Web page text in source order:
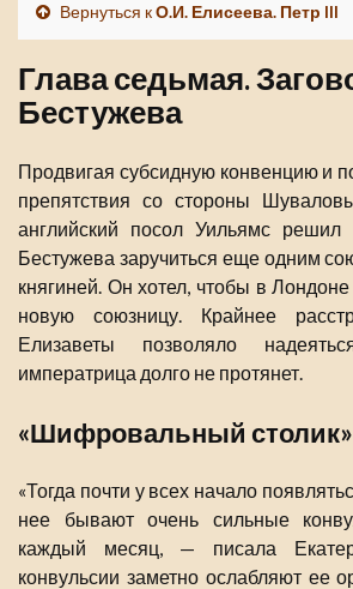
Вернуться кО.И. Елисеева. Петр III
Глава седьмая.
Бестужева
Продвигая субсидную конвенцию и
препятствия со стороны
английский посол Уильямс решил
Бестужева заручиться еще одним
княгиней. Он хотел, чтобы в
новую союзницу. Крайнее
Елизаветы позволяло
императрица долго не протянет.
«Шифровальный столик»
«Тогда почти у всех начало
нее бывают очень сильные
каждый месяц, — писала
конвульсии заметно ослабляют ее